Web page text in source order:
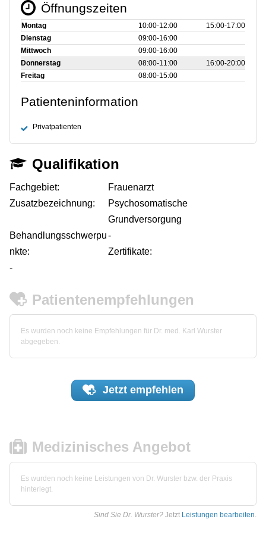
Öffnungszeiten
Montag 10:00‑12:00
15:00‑17:00
Dienstag
09:00‑16:00
Mittwoch
09:00‑16:00
Donnerstag
08:00‑11:00
16:00‑20:00
Freitag
08:00‑15:00
Patienteninformation
Privatpatienten
Qualifikation
Fachgebiet:
Frauenarzt
Zusatzbezeichnung:
Psychosomatische
Grundversorgung
Behandlungsschwerpu
nkte:
-
Zertifikate:
-
Patientenempfehlungen
Es wurden noch keine Empfehlungen für Dr. med. Karl Wurster
abgegeben.
Jetzt empfehlen
Medizinisches Angebot
Es wurden noch keine Leistungen von Dr. Wurster bzw. der Praxis
hinterlegt.
Sind Sie Dr. Wurster? Jetzt Leistungen bearbeiten.